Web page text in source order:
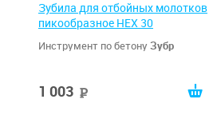
Зубила для отбойных молотков
пикообразное HEX 30
Инструмент по бетону Зубр
1 003